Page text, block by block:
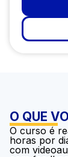
O QUE
O curso é
horas por
com